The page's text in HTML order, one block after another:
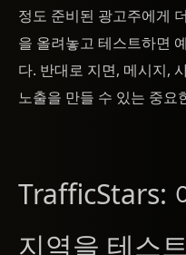
정도 준비된 광고주에게
을 올려놓고 테스트하면
다. 반대로 지면, 메시지,
노출을 만들 수 있는 중요
TrafficStars:
지역을 테스